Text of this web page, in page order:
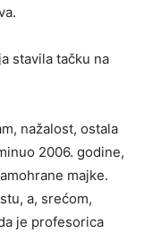
stavila tačku na
nažalost, ostala
2006. godine,
majke.
a, srećom,
je profesorica